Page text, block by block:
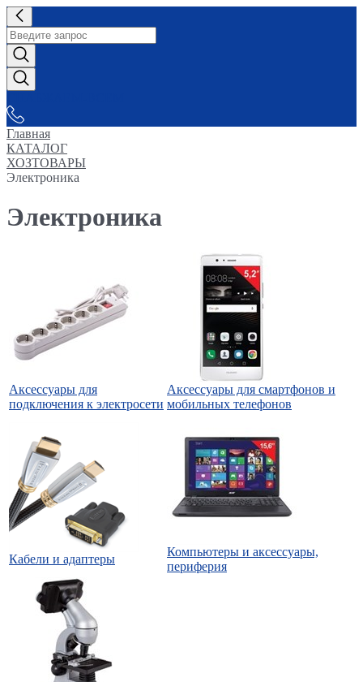
Главная
КАТАЛОГ
ХОЗТОВАРЫ
Электроника
Электроника
Аксессуары для
подключения к электросети
Аксессуары для смартфонов и
мобильных телефонов
Кабели и адаптеры
Компьютеры и аксессуары,
периферия